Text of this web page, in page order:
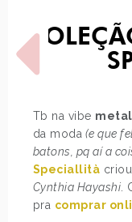
Tb na vibe
da moda (e que
batons, pq aí a
Speciallità
Cynthia Hayashi
pra comprar
POST ANTERIOR
COLEÇÃO CHROMIC
SANCION ANGEL